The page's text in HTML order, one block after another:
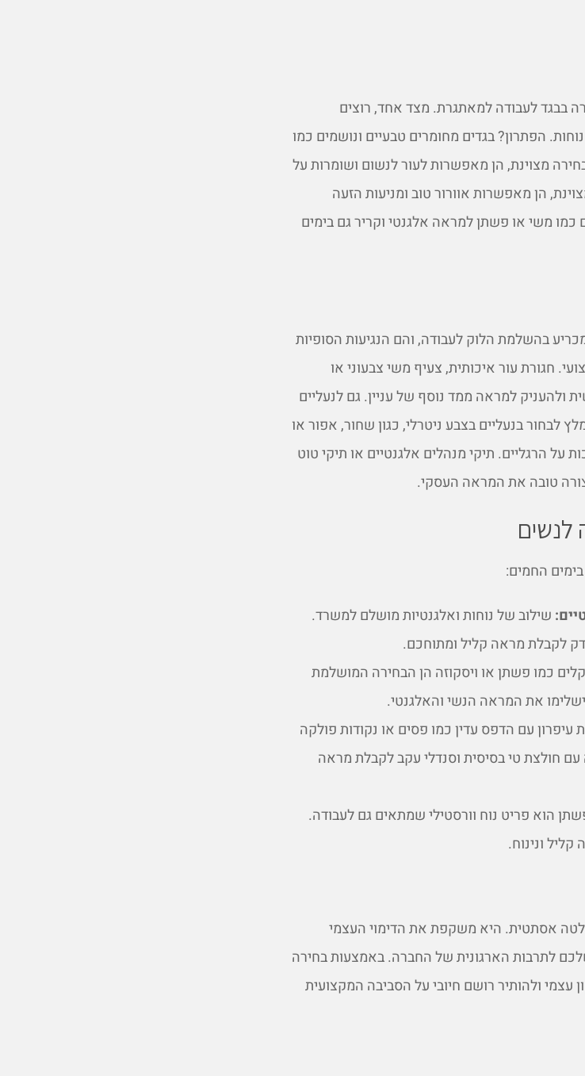
בבגד לעבודה למאתגרת. מצד אחד, רוצים
הפתרון? בגדים מחומרים טבעיים ונושמים כמו
מצוינת, הן מאפשרות לעור לנשום ושומרות על
הן מאפשרות אוורור טוב ומניעות הזעה
כמו משי או פשתן למראה אלגנטי וקריר גם בימים
בהשלמת הלוק לעבודה, והם הנגיעות הסופיות
חגורת עור איכותית, צעיף משי צבעוני או
ולהעניק למראה ממד נוסף של עניין. גם לנעליים
לבחור בנעליים בצבע ניטרלי, כגון שחור, אפור או
על הרגליים. תיקי מנהלים אלגנטיים או תיקי טוט
טובה את המראה העסקי.
לנשים
החמים:
שילוב של נוחות ואלגנטיות מושלם למשרד.
דק לקבלת מראה קליל ומתוחכם.
כמו פשתן או ויסקוזה הן הבחירה המושלמת
את המראה הנשי והאלגנטי.
עיפרון עם הדפס עדין כמו פסים או נקודות פולקה
חולצת טי בסיסית וסנדלי עקב לקבלת מראה
הוא פריט נוח וורסטילי שמתאים גם לעבודה.
ונינוח.
אסתטית. היא משקפת את הדימוי העצמי
לתרבות הארגונית של החברה. באמצעות בחירה
עצמי ולהותיר רושם חיובי על הסביבה המקצועית